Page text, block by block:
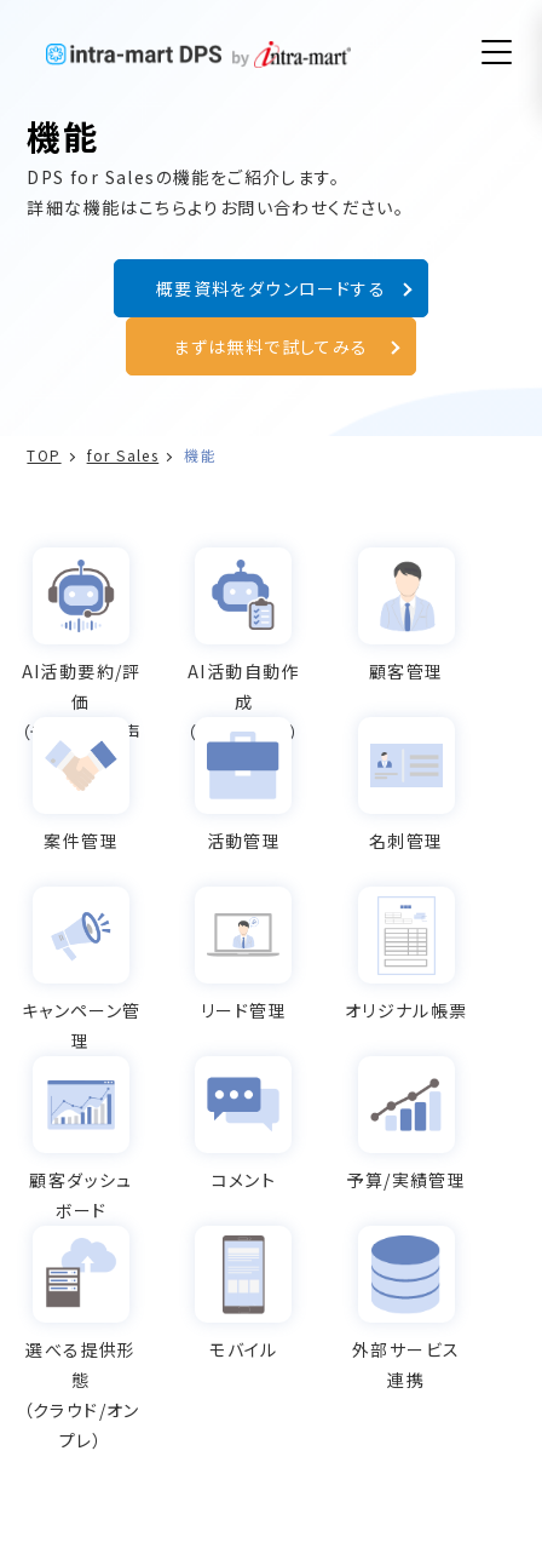
機能
DPS for Salesの機能をご紹介します。
詳細な機能はこちらよりお問い合わせください。
概要資料をダウンロードする
まずは無料で試してみる
TOP for Sales 機能
AI活動要約/評
価
（テキスト/音声
データ）
AI活動自動作
成
（AI入力保管）
顧客管理
案件管理 活動管理 名刺管理
キャンペーン管
理
リード管理 オリジナル帳票
顧客ダッシュ
ボード
コメント 予算/実績管理
選べる提供形
態
（クラウド /オン
プレ）
モバイル
外部サービス
連携